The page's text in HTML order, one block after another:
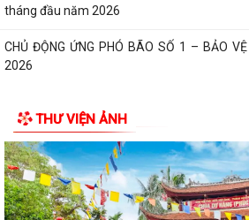
tháng đầu năm 2026
CHỦ ĐỘNG ỨNG PHÓ BÃO SỐ 1 – BẢO
2026
XÚC CỬ TRI CHUẨN BỊ KỲ HỌP THƯỜNG LỆ...
Công điện phòng chống bão số 1 (Bão
THÔNG BÁO Lịch tiếp công dân định kỳ
xã Quý III, IV năm 2026
THƯ VIỆN ẢNH